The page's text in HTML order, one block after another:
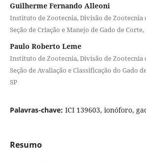
Guilherme Fernando Alleoni
Instituto de Zootecnia, Divisão de Zootecnia
Seção de Criação e Manejo de Gado de Corte,
Paulo Roberto Leme
Instituto de Zootecnia, Divisão de Zootecnia
Seção de Avaliação e Classificação do Gado
SP
Palavras-chave: ICI 139603, ionóforo,
Resumo